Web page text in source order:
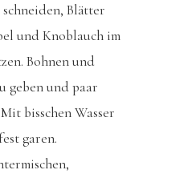
Blätter
und Knoblauch im
Bohnen und
geben und paar
bisschen Wasser
garen.